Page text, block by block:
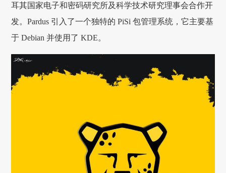
耳其国家电子和密码研究所及科学技术研究理事会合作开
发。Pardus 引入了一个独特的 PiSi 包管理系统，它主要基
于 Debian 并使用了 KDE。